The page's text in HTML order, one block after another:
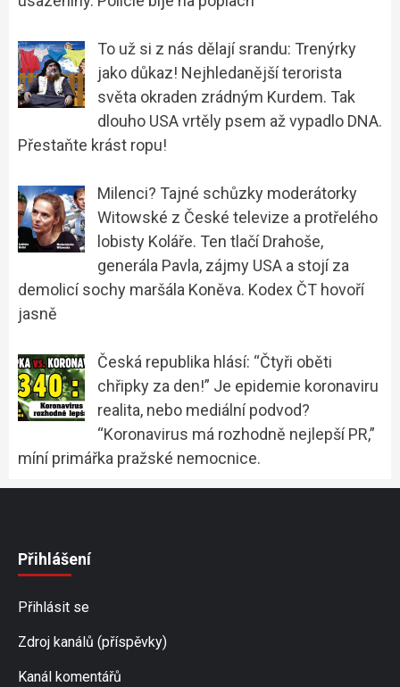
To už si z nás dělají srandu: Trenýrky
jako důkaz! Nejhledanější terorista
světa okraden zrádným Kurdem. Tak
dlouho USA vrtěly psem až vypadlo DNA.
Přestaňte krást ropu!
Milenci? Tajné schůzky moderátorky
Witowské z České televize a protřelého
lobisty Koláře. Ten tlačí Drahoše,
generála Pavla, zájmy USA a stojí za
demolicí sochy maršála Koněva. Kodex ČT hovoří
jasně
Česká republika hlásí: “Čtyři oběti
chřipky za den!” Je epidemie koronaviru
realita, nebo mediální podvod?
“Koronavirus má rozhodně nejlepší PR,”
míní primářka pražské nemocnice.
Přihlášení
Přihlásit se
Zdroj kanálů (příspěvky)
Kanál komentářů